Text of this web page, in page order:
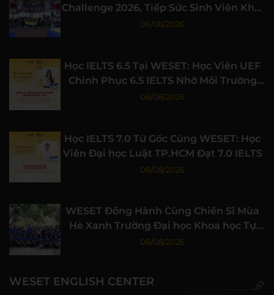
Challenge 2026, Tiếp Sức Sinh Viên Khởi
Nghiệp
06/08/2026
Học IELTS 6.5 Tại WESET: Học Viên UEF
Chinh Phục 6.5 IELTS Nhờ Môi Trường
Học Tập Chất Lượng
06/08/2026
Học IELTS 7.0 Từ Gốc Cùng WESET: Học
Viên Đại học Luật TP.HCM Đạt 7.0 IELTS
06/08/2026
WESET Đồng Hành Cùng Chiến Sĩ Mùa
Hè Xanh Trường Đại học Khoa học Tự
nhiên, ĐHQG-HCM
06/08/2026
WESET ENGLISH CENTER